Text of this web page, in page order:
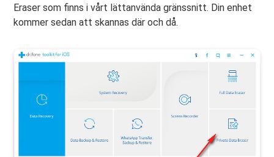
Eraser som finns i vårt lättanvända gränssnitt. Din enhet
kommer sedan att skannas där och då.